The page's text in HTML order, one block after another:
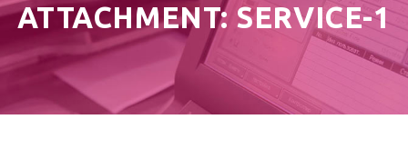
ATTACHMENT: SERVICE-1